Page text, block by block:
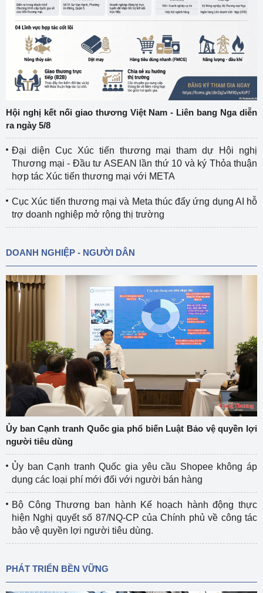
Hội nghị kết nối giao thương Việt Nam - Liên bang Nga diễn
ra ngày 5/8
Đại diện Cục Xúc tiến thương mại tham dự Hội nghị
Thương mại - Đầu tư ASEAN lần thứ 10 và ký Thỏa thuận
hợp tác Xúc tiến thương mại với META
Cục Xúc tiến thương mại và Meta thúc đẩy ứng dụng AI hỗ
trợ doanh nghiệp mở rộng thị trường
DOANH NGHIỆP - NGƯỜI DÂN
Ủy ban Cạnh tranh Quốc gia phổ biến Luật Bảo vệ quyền lợi
người tiêu dùng
Ủy ban Cạnh tranh Quốc gia yêu cầu Shopee không áp
dụng các loại phí mới đối với người bán hàng
Bộ Công Thương ban hành Kế hoạch hành động thực
hiện Nghị quyết số 87/NQ-CP của Chính phủ về công tác
bảo vệ quyền lợi người tiêu dùng.
PHÁT TRIỂN BỀN VỮNG